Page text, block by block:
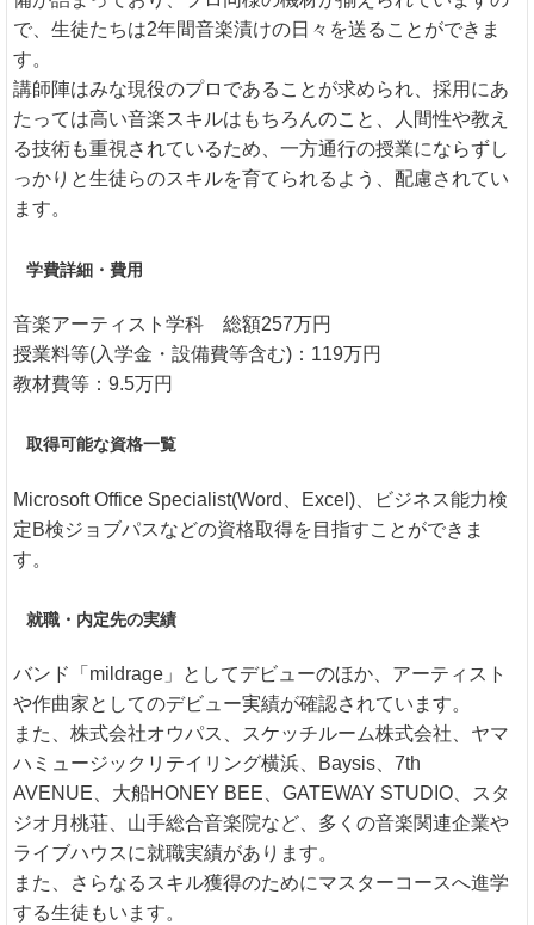
で、生徒たちは2年間音楽漬けの日々を送ることができま
す。
講師陣はみな現役のプロであることが求められ、採用にあ
たっては高い音楽スキルはもちろんのこと、人間性や教え
る技術も重視されているため、一方通行の授業にならずし
っかりと生徒らのスキルを育てられるよう、配慮されてい
ます。
学費詳細・費用
音楽アーティスト学科 総額257万円
授業料等(入学金・設備費等含む)：119万円
教材費等：9.5万円
取得可能な資格一覧
Microsoft Office Specialist(Word、Excel)、ビジネス能力検
定B検ジョブパスなどの資格取得を目指すことができま
す。
就職・内定先の実績
バンド「mildrage」としてデビューのほか、アーティスト
や作曲家としてのデビュー実績が確認されています。
また、株式会社オウパス、スケッチルーム株式会社、ヤマ
ハミュージックリテイリング横浜、Baysis、7th
AVENUE、大船HONEY BEE、GATEWAY STUDIO、スタ
ジオ月桃荘、山手総合音楽院など、多くの音楽関連企業や
ライブハウスに就職実績があります。
また、さらなるスキル獲得のためにマスターコースへ進学
する生徒もいます。